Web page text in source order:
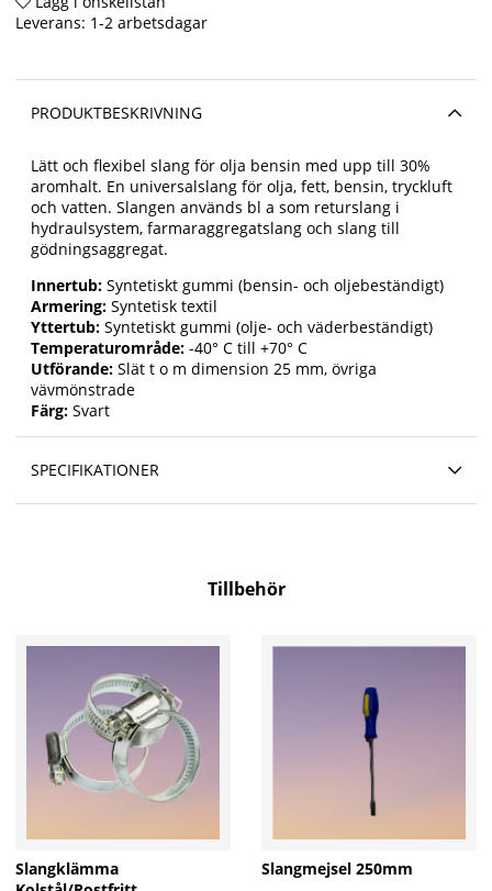
Leverans: 1-2 arbetsdagar
PRODUKTBESKRIVNING
Lätt och flexibel slang för olja bensin med upp till 30%
aromhalt. En universalslang för olja, fett, bensin, tryckluft
och vatten. Slangen används bl a som returslang i
hydraulsystem, farmaraggregatslang och slang till
gödningsaggregat.
Innertub: Syntetiskt gummi (bensin- och oljebeständigt)
Armering: Syntetisk textil
Yttertub: Syntetiskt gummi (olje- och väderbeständigt)
Temperaturområde: -40° C till +70° C
Utförande: Slät t o m dimension 25 mm, övriga
vävmönstrade
Färg: Svart
SPECIFIKATIONER
Tillbehör
Slangklämma
Slangmejsel 250mm